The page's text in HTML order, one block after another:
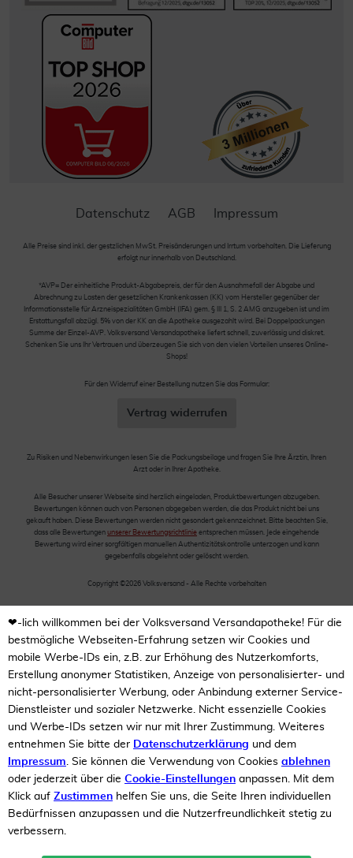
Datenschutz AGB Impressum
Alle Preise sind inkl. der gestzlichen MwSt. Preisänderungen und Irrtum vorbehalten. Die Lieferung
erfolgt nur innerhalb von Deutschland.
*AVP= Der einheitliche Produkt-Abgabepreis, der für den Ausnahmefall der Abgabe und
Abrechnung zu Lasten der gesetzlichen Krankenkassen (KK) vom Hersteller gegenüber der
Informationsstelle für Arzneispezialitäten GmbH (IFA) gem. § III 1, S. 2 AMG anzugeben ist und im
Erstattungsfall abzügl. 5% von der KK an die Apotheke ausgezahlt wird. Bei Doppelpackungen
Summe der Einzel-AVP. Volksversand Versandapotheke liefert schnell, zuverlässig und diskret.
Schenken Sie uns Ihr Vertrauen und überzeugen Sie sich von den vielen Vorteilen unseres Online-
Shops!
Für den Widerruf einer Bestellung nutzen Sie das Formular:
Vertrag widerrufen
Zu Risiken und Nebenwirkungen lesen Sie die Packungsbeilage und fragen Sie Ihre Ärztin, Ihren
Arzt oder in Ihrer Apotheke.
Alle Besucher unserer Webseite sind herzlich eingeladen, Produktbewertungen abzugeben.
Bewertungen können auch von Personen abgegeben werden, die das Produkt nicht bei uns
gekauft haben. Diese Bewertungen werden nicht gesondert gekennzeichnet. Bitte beachten Sie,
dass alle Bewertungen unserer Bewertungsrichtlinie entsprechen müssen. Jede eingehende
Bewertung wird einer sorgfältigen manuellen Authentizitätskontrolle unterzogen und kann
gegebenfalls abgelehnt oder gelöscht werden.
Copyright ©2026 Volksversand - Alle Rechte vorbehalten
❤-lich willkommen bei der Volksversand Versandapotheke! Für die
bestmögliche Webseiten-Erfahrung setzen wir Cookies und
mobile Werbe-IDs ein, z.B. zur Erhöhung des Nutzerkomforts,
Erstellung anonymer Statistiken, Anzeige von personalisierter- und
nicht-personalisierter Werbung, oder Anbindung externer Service-
Dienstleister und sozialer Netzwerke. Nicht essenzielle Cookies
und Werbe-IDs setzen wir nur mit Ihrer Zustimmung. Weiteres
entnehmen Sie bitte der Datenschutzerklärung und dem
Impressum. Sie können die Verwendung von Cookies ablehnen
oder jederzeit über die Cookie-Einstellungen anpassen. Mit dem
Klick auf Zustimmen helfen Sie uns, die Seite Ihren individuellen
Bedürfnissen anzupassen und die Nutzerfreundlichkeit stetig zu
verbessern.